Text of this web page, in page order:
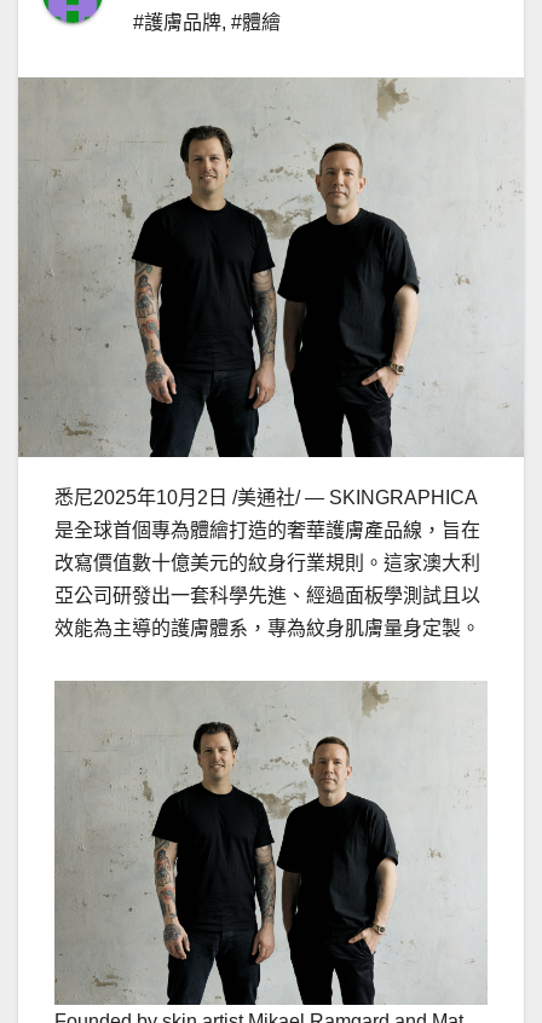
#護膚品牌, #體繪
悉尼2025年10月2日 /美通社/ — SKINGRAPHICA
是全球首個專為體繪打造的奢華護膚產品線，旨在
改寫價值數十億美元的紋身行業規則。這家澳大利
亞公司研發出一套科學先進、經過面板學測試且以
效能為主導的護膚體系，專為紋身肌膚量身定製。